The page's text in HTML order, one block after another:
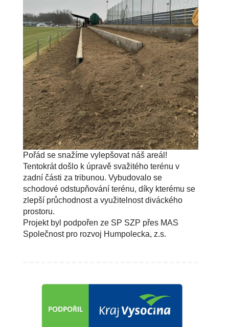
Pořád se snažíme vylepšovat náš areál!
Tentokrát došlo k úpravě svažitého terénu v
zadní části za tribunou. Vybudovalo se
schodové odstupňování terénu, díky kterému se
zlepší průchodnost a využitelnost diváckého
prostoru.
Projekt byl podpořen ze SP SZP přes MAS
Společnost pro rozvoj Humpolecka, z.s.